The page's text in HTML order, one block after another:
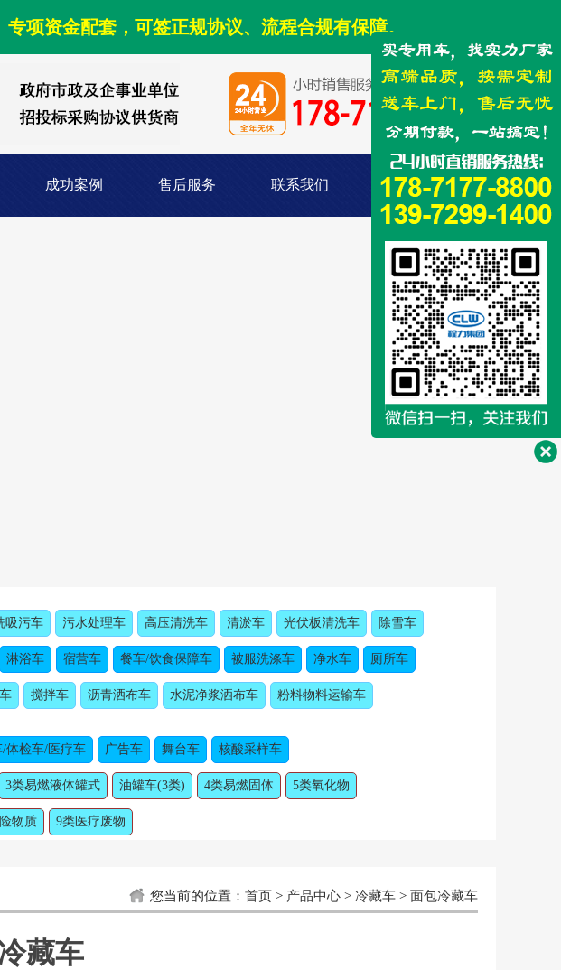
项资金配套，可签正规协议、流程合规有保障。
成功案例 售后服务 联系我们
吸污车 污水处理车 高压清洗车 清淤车 光伏板清洗车 除雪车
淋浴车 宿营车 餐车/饮食保障车 被服洗涤车 净水车 厕所车
搅拌车 沥青洒布车 水泥净浆洒布车
粉料物料运输车
/体检车/医疗车 广告车 舞台车 核酸采样车
3类易燃液体罐式 油罐车(3类) 4类易燃固体 5类氧化物
物质 9类医疗废物
您当前的位置： 首页 > 产品中心 > 冷藏车 > 面包冷藏车
藏车